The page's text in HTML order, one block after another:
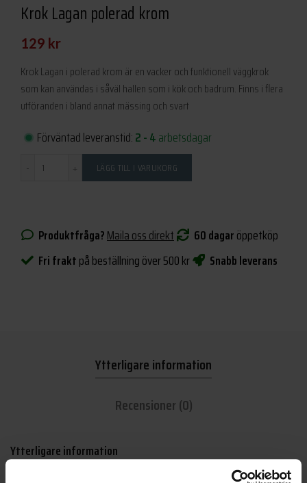
Krok Lagan polerad krom
129 kr
Krok Lagan i polerad krom är en vacker och funktionell väggkrok
som kan användas i såväl hallen som i kök och badrum. Finns i flera
utföranden i bland annat mässing och svart
Förväntad leveranstid:2 - 4arbetsdagar
LÄGG TILL I VARUKORG
Produktfråga?Maila oss direkt 60 dagaröppetköp
Fri fraktpå beställning över 500 kr Snabb leverans
Ytterligare information
Recensioner (0)
Ytterligare information